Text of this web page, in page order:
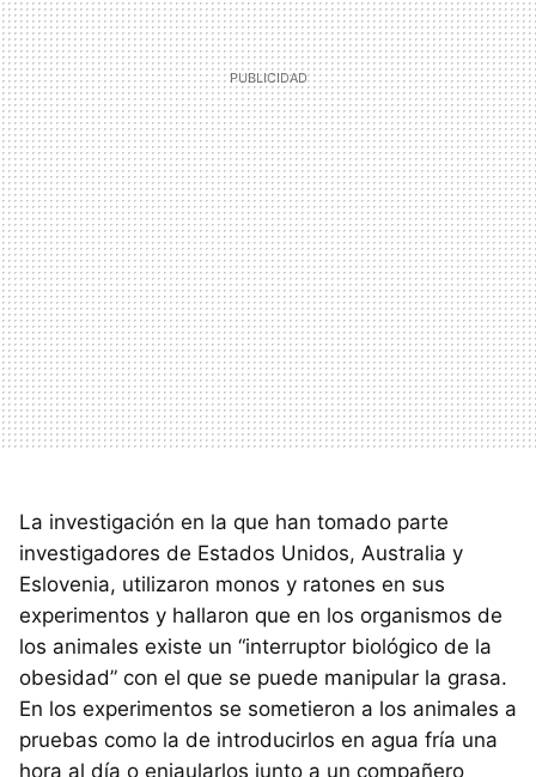
La investigación en la que han tomado parte
investigadores de Estados Unidos, Australia y
Eslovenia, utilizaron monos y ratones en sus
experimentos y hallaron que en los organismos de
los animales existe un “interruptor biológico de la
obesidad” con el que se puede manipular la grasa.
En los experimentos se sometieron a los animales a
pruebas como la de introducirlos en agua fría una
hora al día o enjaularlos junto a un compañero